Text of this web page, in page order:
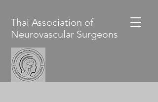
Thai Association of
Neurovascular Surgeons